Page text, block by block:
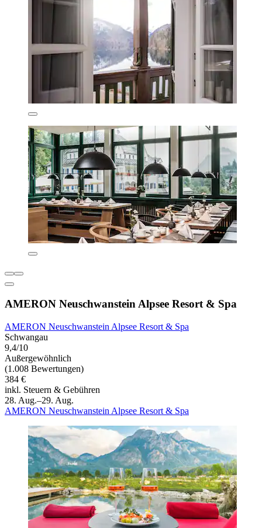
AMERON Neuschwanstein Alpsee Resort & Spa
AMERON Neuschwanstein Alpsee Resort & Spa
Schwangau
9,4/10
Außergewöhnlich
(1.008 Bewertungen)
384 €
inkl. Steuern & Gebühren
28. Aug.–29. Aug.
AMERON Neuschwanstein Alpsee Resort & Spa